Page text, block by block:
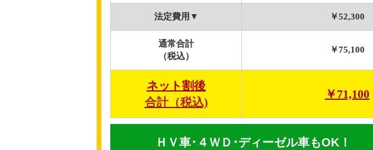
法定費用▼ ￥52,300
通常合計
（税込）
￥75,100
ネット割後
合計（税込)
￥71,100
ＨＶ車･４ＷＤ･ディーゼル車もOK！